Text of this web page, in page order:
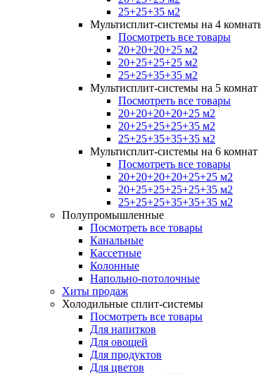
25+25+35 м2
Мультисплит-системы на 4
Посмотреть все товары
20+20+20+25 м2
20+25+25+25 м2
25+25+35+35 м2
Мультисплит-системы на 5 комнат
Посмотреть все товары
20+20+20+20+25 м2
20+25+25+25+35 м2
25+25+35+35+35 м2
Мультисплит-системы на 6 комнат
Посмотреть все товары
20+20+20+20+25+25 м2
20+25+25+25+25+35 м2
25+25+25+35+35+35 м2
Полупромышленные
Посмотреть все товары
Канальные
Кассетные
Колонные
Напольно-потолочные
Хиты продаж
Холодильные сплит-системы
Посмотреть все товары
Для напитков
Для овощей
Для продуктов
Для цветов